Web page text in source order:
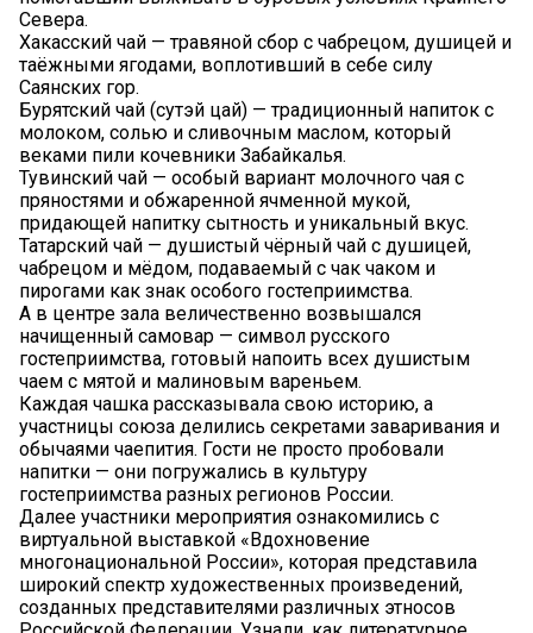
Севера.
Хакасский чай — травяной сбор с чабрецом, душицей и
таёжными ягодами, воплотивший в себе силу
Саянских гор.
Бурятский чай (сутэй цай) — традиционный напиток с
молоком, солью и сливочным маслом, который
веками пили кочевники Забайкалья.
Тувинский чай — особый вариант молочного чая с
пряностями и обжаренной ячменной мукой,
придающей напитку сытность и уникальный вкус.
Татарский чай — душистый чёрный чай с душицей,
чабрецом и мёдом, подаваемый с чак чаком и
пирогами как знак особого гостеприимства.
А в центре зала величественно возвышался
начищенный самовар — символ русского
гостеприимства, готовый напоить всех душистым
чаем с мятой и малиновым вареньем.
Каждая чашка рассказывала свою историю, а
участницы союза делились секретами заваривания и
обычаями чаепития. Гости не просто пробовали
напитки — они погружались в культуру
гостеприимства разных регионов России.
Далее участники мероприятия ознакомились с
виртуальной выставкой «Вдохновение
многонациональной России», которая представила
широкий спектр художественных произведений,
созданных представителями различных этносов